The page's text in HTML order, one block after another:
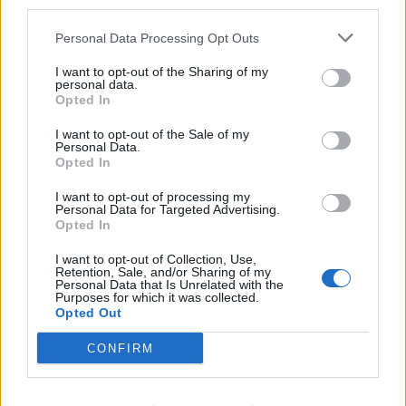
Personal Data Processing Opt Outs
I want to opt-out of the Sharing of my
personal data.
Opted In
I want to opt-out of the Sale of my
Personal Data.
Opted In
I want to opt-out of processing my
Personal Data for Targeted Advertising.
Opted In
I want to opt-out of Collection, Use,
Retention, Sale, and/or Sharing of my
Personal Data that Is Unrelated with the
Purposes for which it was collected.
Opted Out
CONFIRM
KLJUČNE BESEDE javni red in mir
kriminaliteta
policija
policijsko poročilo
pp velenje
pretep
prometna varnost
Več iz kategorije Kronika
Tatvina na Velenjski plaži: Obiskovalec
ostal brez nahrbtnika in osebnih
predmetov
6. avgust 2026
Nova ljubezenska prevara: Občanka